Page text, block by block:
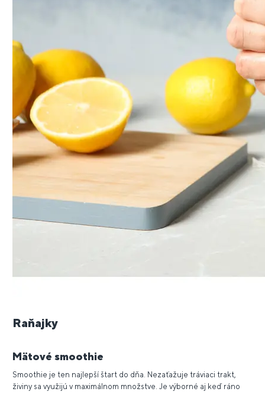
Raňajky
Mätové smoothie
Smoothie je ten najlepší štart do dňa. Nezaťažuje tráviaci trakt,
živiny sa využijú v maximálnom množstve. Je výborné aj keď ráno